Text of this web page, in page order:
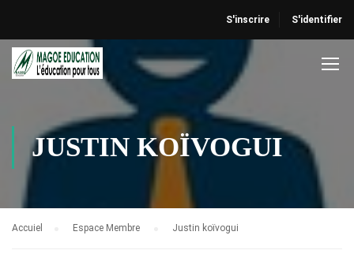
S'inscrire S'identifier
JUSTIN KOÏVOGUI
Accuiel Espace Membre Justin koïvogui